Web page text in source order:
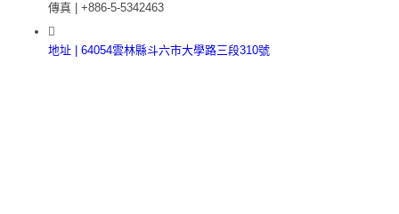
傳真 | +886-5-5342463
地址 | 64054雲林縣斗六市大學路三段310號